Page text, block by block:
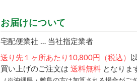
お届けについて
宅配便業社 … 当社指定業者
送り先１ヶ所あたり10,800円（税込）
買い上げのご注文は 送料無料 となりま